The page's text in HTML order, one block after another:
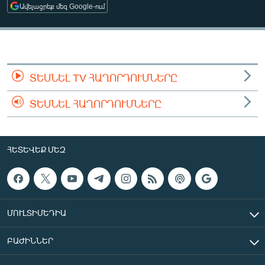
ՄԻՋԱԶԳԱՅԻՆ
ՄՇԱԿՈՒՅԹ
ՄԵԿՆԱԲԱՆՈՒԹՅՈՒՆ
ՏՏ ԵՒ ԻՆՏԵՐՆԵՏ
ԿՈՐՈՆԱՎԻՐՈՒՍ
ԱՐԽԻՎ
ԲԱՆԱՎԵՃ
ՁԳՏԵԼՈՎ ԼԱՎԱԳՈՒՅՆԻՆ
Հայերեն
Ավելացրեք մեզ Google-ում
ՏԵՍՆԵԼ TV ՀԱՂՈՐԴՈՒՄՆԵՐԸ
ՏԵՍՆԵԼ ՀԱՂՈՐԴՈՒՄՆԵՐԸ
ՀԵՏԵՎԵՔ ՄԵԶ
ՄՈՒԼՏԻՄԵԴԻԱ
ԲԱԺԻՆՆԵՐ